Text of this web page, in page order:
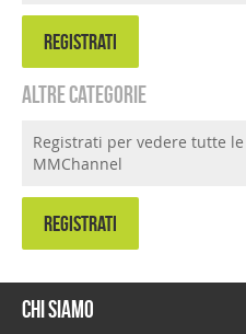
REGISTRATI
Altre categorie
Registrati per vedere tutte
MMChannel
REGISTRATI
Chi siamo